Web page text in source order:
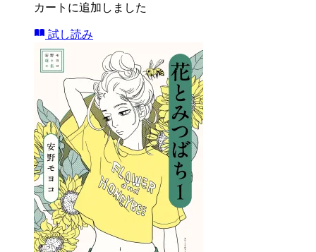
カートに追加しました
試し読み